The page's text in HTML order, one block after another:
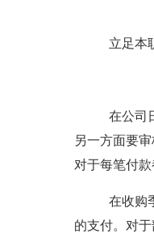
立足本
在公司
另一方面要
对于每笔付
在收购
的支付。对